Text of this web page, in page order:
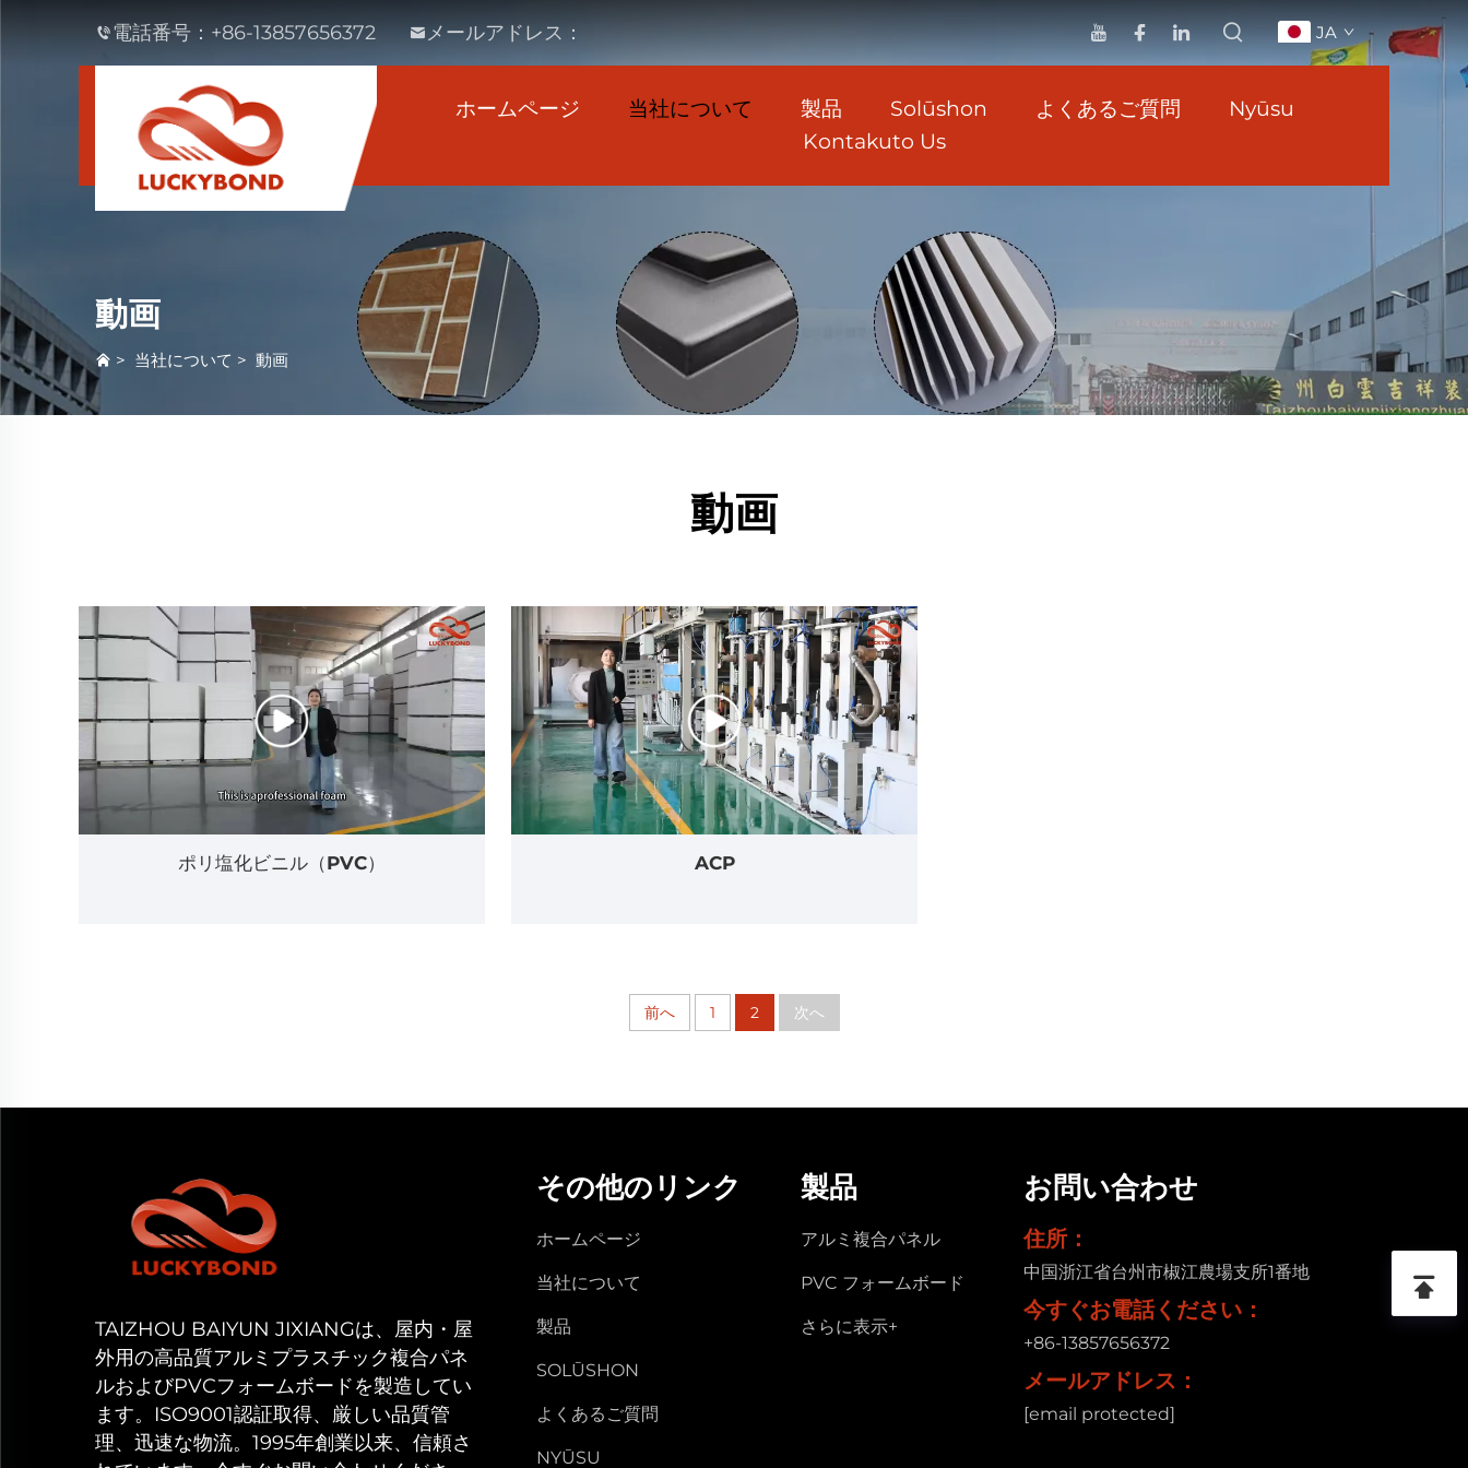
電話番号： +86-13857656372 メールアドレス： JA
ホームページ 当社について 製品 Solūshon よくあるご質問
Nyūsu
Kontakuto Us
動画
> 当社について > 動画
動画
ポリ塩化ビニル（PVC） ACP
前へ 1 2 次へ
TAIZHOU BAIYUN JIXIANGは、屋内・屋
外用の高品質アルミプラスチック複合パネ
ルおよびPVCフォームボードを製造してい
ます。ISO9001認証取得、厳しい品質管
理、迅速な物流。1995年創業以来、信頼さ
その他のリンク
ホームページ
当社について
製品
SOLŪSHON
よくあるご質問
NYŪSU
製品
アルミ複合パネル
PVC フォームボード
さらに表示+
お問い合わせ
住所：
中国浙江省台州市椒江農場支所1番地
今すぐお電話ください：
+86-13857656372
メールアドレス：
[email protected]